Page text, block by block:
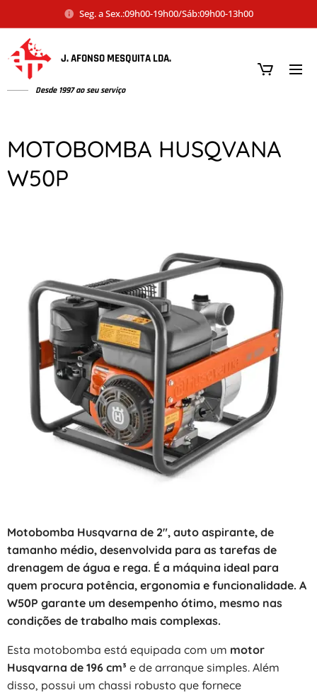
Seg. a Sex.:09h00-19h00/Sáb:09h00-13h00
J. AFONSO MESQUITA LDA.
Desde 1997 ao seu serviço
MOTOBOMBA HUSQVANA
W50P
Motobomba Husqvarna de 2″, auto aspirante, de
tamanho médio, desenvolvida para as tarefas de
drenagem de água e rega. É a máquina ideal para
quem procura potência, ergonomia e funcionalidade. A
W50P garante um desempenho ótimo, mesmo nas
condições de trabalho mais complexas.
Esta motobomba está equipada com um motor
Husqvarna de 196 cm³ e de arranque simples. Além
disso, possui um chassi robusto que fornece